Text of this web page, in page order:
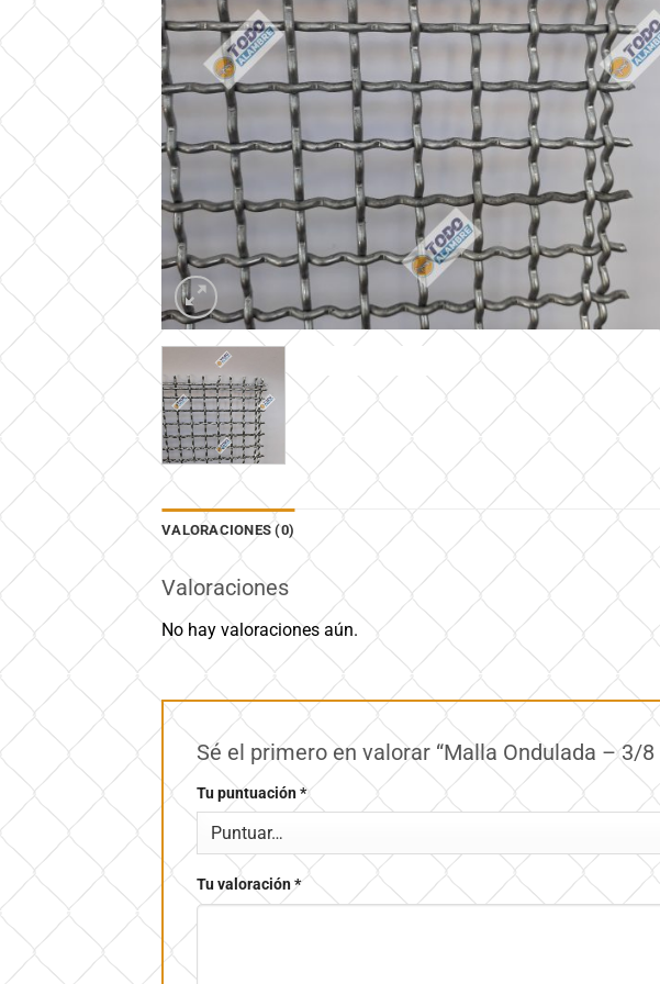
VALORACIONES (0)
Valoraciones
No hay valoraciones aún.
Sé el primero en valorar “Malla Ondulada – 3/
Tu puntuación*
Tu valoración*